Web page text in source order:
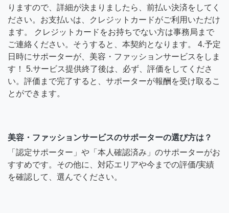
りますので、詳細が決まりましたら、前払い決済をしてく
ださい。お支払いは、クレジットカードがご利用いただけ
ます。 クレジットカードをお持ちでない方は事務局まで
ご連絡ください。そうすると、本契約となります。 4.予定
日時にサポーターが、美容・ファッションサービスをしま
す！ 5.サービス提供終了後は、必ず、評価をしてくださ
い。評価まで完了すると、サポーターが報酬を受け取るこ
とができます。
美容・ファッションサービスのサポーターの選び方は？
「認定サポーター」や「本人確認済み」のサポーターがお
すすめです。その他に、対応エリアや今までの評価/実績
を確認して、選んでください。